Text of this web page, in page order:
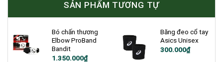
SẢN PHẨM TƯƠNG TỰ
Bó chấn thương
Elbow ProBand
Bandit
Giá
1.350.000₫
Giá
Băng đeo cổ tay
Asics Unisex
300.000₫